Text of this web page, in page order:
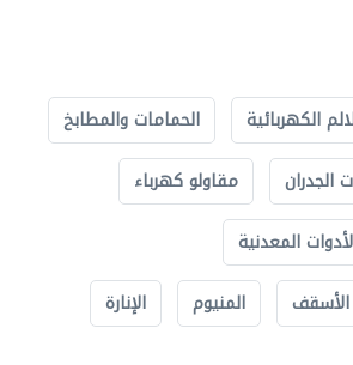
الكهربائية
الحمامات والمطابخ
الجدران
مقاولو كهرباء
المعدنية
المنيوم
الإنارة